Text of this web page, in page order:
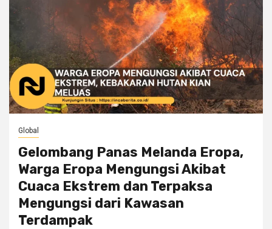
Global
Gelombang Panas Melanda Eropa,
Warga Eropa Mengungsi Akibat
Cuaca Ekstrem dan Terpaksa
Mengungsi dari Kawasan
Terdampak